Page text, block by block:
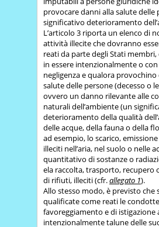
provocare danni alla salute delle
significativo deterioramento
L’articolo 3 riporta un elenco di
attività illecite che dovranno
reati da parte degli Stati
in essere intenzionalmente o
negligenza e qualora provochino
salute delle persone (decesso o
ovvero un danno rilevante alle
naturali dell’ambiente (un
deterioramento della qualità
delle acque, della fauna o della
ad esempio, lo scarico,
illeciti nell’aria, nel suolo o nelle
quantitativo di sostanze o
ela raccolta, trasporto, recupero
di rifiuti, illeciti (cfr.allegato 1).
Allo stesso modo, è previsto che
qualificate come reati le
favoreggiamento e di istigazione
intenzionalmente talune delle